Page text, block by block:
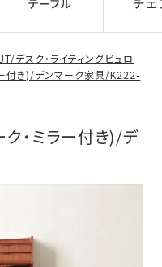
デスク・ライティングビュロ
ー付き)/デンマーク家具/K222-
・ミラー付き)/デ